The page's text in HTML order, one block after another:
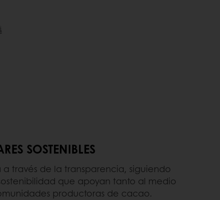
SOSTENIBLES
a través de la transparencia, siguiendo
que apoyan tanto al medio
productoras de cacao.